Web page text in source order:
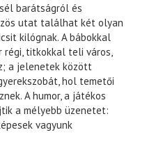
barátságról és
utat találhat két olyan
kilógnak. A bábokkal
titkokkal teli város,
a jelenetek között
hol temetői
A humor, a játékos
a mélyebb üzenetet:
vagyunk